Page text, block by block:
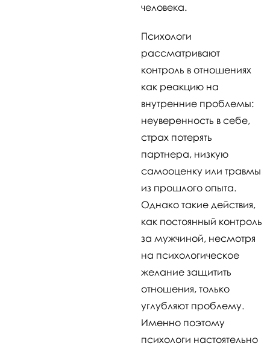
человека.
Психологи
рассматривают
контроль в отношениях
как реакцию на
внутренние проблемы:
неуверенность в себе,
страх потерять
партнера, низкую
самооценку или травмы
из прошлого опыта.
Однако такие действия,
как постоянный контроль
за мужчиной, несмотря
на психологическое
желание защитить
отношения, только
углубляют проблему.
Именно поэтому
психологи настоятельно